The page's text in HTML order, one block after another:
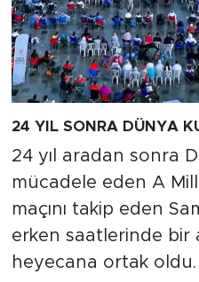
24 YIL SONRA DÜNYA
24 yıl aradan sonra
mücadele eden A
maçını takip eden
erken saatlerinde bir
heyecana ortak oldu.